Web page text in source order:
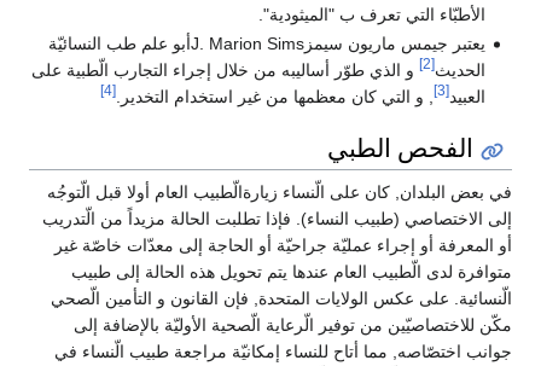
الأطبّاء التي تعرف ب "الميثودية".
يعتبر جيمس ماريون سيمزJ. Marion Simsأبو علم طب النسائيّة
الحديث[2]
و الذي طوّر أساليبه من خلال إجراء التجارب الّطبية على
العبيد[3] , و التي كان معظمها من غير استخدام التخدير.[4]
الفحص الطبي
في بعض البلدان, كان على الّنساء زيارةالّطبيب العام أولا قبل الّتوجُه
إلى الاختصاصي (طبيب النساء). فإذا تطلبت الحالة مزيداً من الّتدريب
أو المعرفة أو إجراء عمليّة جراحيّة أو الحاجة إلى معدّات خاصّة غير
متوافرة لدى الّطبيب العام عندها يتم تحويل هذه الحالة إلى طبيب
الّنسائية. على عكس الولايات المتحدة, فإن القانون و التأمين الّصحي
مكّن للاختصاصيّين من توفير الّرعاية الّصحية الأوليّة بالإضافة إلى
جوانب اختصّاصه, مما أتاح للنساء إمكانيّة مراجعة طبيب الّنساء في